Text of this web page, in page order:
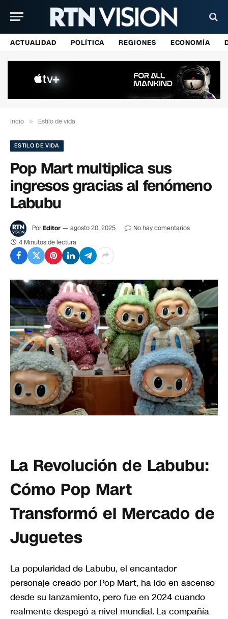
ACTUALIDAD POLÍTICA REGIONES ECONOMÍA
Incio » Estilo de vida
ESTILO DE VIDA
Pop Mart multiplica sus
ingresos gracias al fenómeno
Labubu
PorEditor agosto 20, 2025
No hay comentarios
4 Minutos de lectura
La Revolución de Labubu:
Cómo Pop Mart
Transformó el Mercado de
Juguetes
La popularidad de Labubu, el encantador
personaje creado por Pop Mart, ha ido en ascenso
desde su lanzamiento, pero fue en 2024 cuando
realmente despegó a nivel mundial. La compañía